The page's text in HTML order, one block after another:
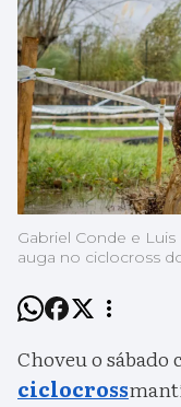
Gabriel Conde e
auga no ciclocross
Choveu o
ciclocross